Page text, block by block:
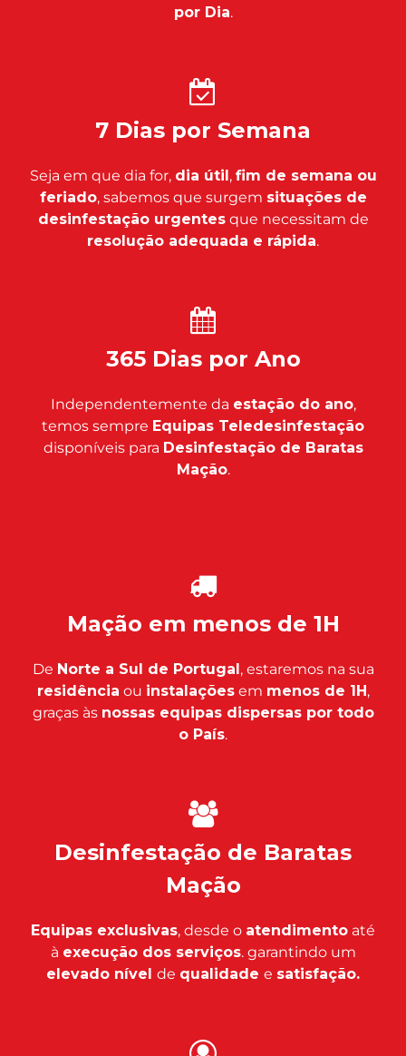
por Dia.
7 Dias por Semana
Seja em que dia for, dia útil, fim de semana ou
feriado, sabemos que surgem situações de
desinfestação urgentesque necessitam de
resolução adequada e rápida.
365 Dias por Ano
Independentemente da estação do ano,
temos sempre Equipas Teledesinfestação
disponíveis para Desinfestação de Baratas
Mação.
Mação em menos de 1H
De Norte a Sul de Portugal, estaremos na sua
residência ou instalaçõesem menos de 1H,
graças às nossas equipas dispersas por todo
o País.
Desinfestação de Baratas
Mação
Equipas exclusivas, desde o atendimento até
à execução dos serviços. garantindo um
elevado nível de qualidade e satisfação.